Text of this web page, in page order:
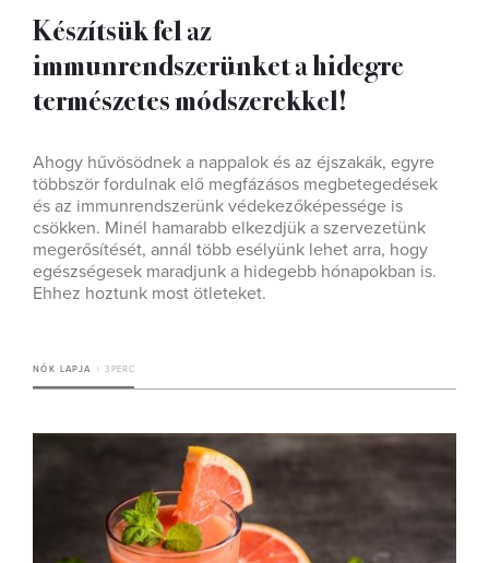
Készítsük fel az
immunrendszerünket a hidegre
természetes módszerekkel!
Ahogy hűvösödnek a nappalok és az éjszakák, egyre
többször fordulnak elő megfázásos megbetegedések
és az immunrendszerünk védekezőképessége is
csökken. Minél hamarabb elkezdjük a szervezetünk
megerősítését, annál több esélyünk lehet arra, hogy
egészségesek maradjunk a hidegebb hónapokban is.
Ehhez hoztunk most ötleteket.
NŐK LAPJA 3 PERC